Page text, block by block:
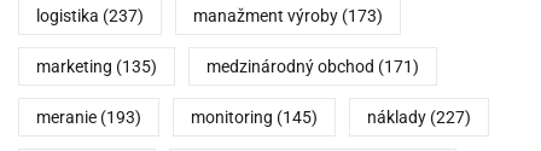
logistika (237) manažment výroby (173)
marketing (135) medzinárodný obchod (171)
meranie (193) monitoring (145) náklady (227)